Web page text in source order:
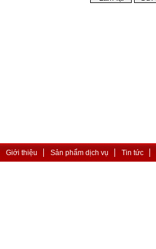
Giới thiệu Sản phẩm dịch vụ Tin tức